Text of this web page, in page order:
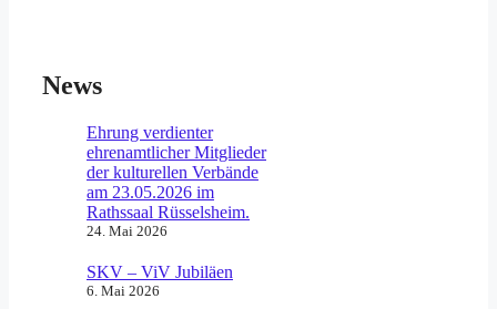
News
Ehrung verdienter
ehrenamtlicher Mitglieder
der kulturellen Verbände
am 23.05.2026 im
Rathssaal Rüsselsheim.
24. Mai 2026
SKV – ViV Jubiläen
6. Mai 2026